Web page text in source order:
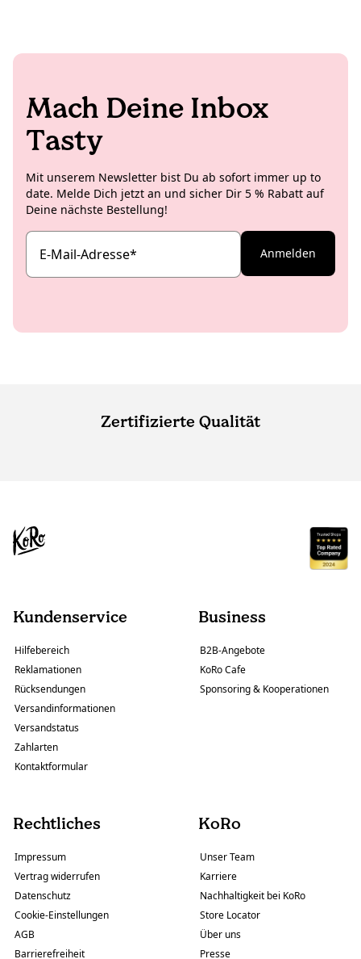
Mach Deine Inbox
Tasty
Mit unserem Newsletter bist Du ab sofort immer up to
date. Melde Dich jetzt an und sicher Dir 5 % Rabatt auf
Deine nächste Bestellung!
E-Mail-Adresse* Anmelden
Zertifizierte Qualität
Kundenservice
Hilfebereich
Reklamationen
Rücksendungen
Versandinformationen
Versandstatus
Zahlarten
Kontaktformular
Business
B2B-Angebote
KoRo Cafe
Sponsoring & Kooperationen
Rechtliches
Impressum
Vertrag widerrufen
Datenschutz
Cookie-Einstellungen
AGB
Barrierefreiheit
KoRo
Unser Team
Karriere
Nachhaltigkeit bei KoRo
Store Locator
Über uns
Presse